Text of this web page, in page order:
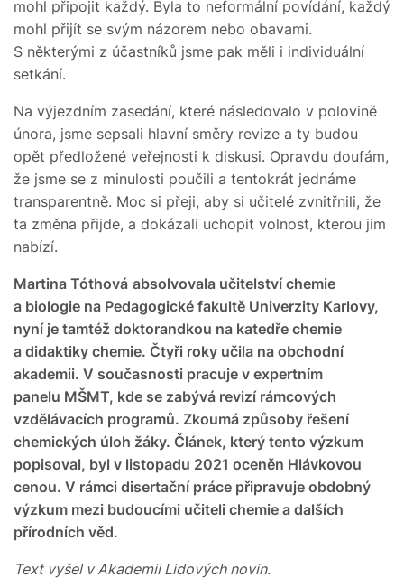
mohl připojit každý. Byla to neformální povídání, každý
mohl přijít se svým názorem nebo obavami.
S některými z účastníků jsme pak měli i individuální
setkání.
Na výjezdním zasedání, které následovalo v polovině
února, jsme sepsali hlavní směry revize a ty budou
opět předložené veřejnosti k diskusi. Opravdu doufám,
že jsme se z minulosti poučili a tentokrát jednáme
transparentně. Moc si přeji, aby si učitelé zvnitřnili, že
ta změna přijde, a dokázali uchopit volnost, kterou jim
nabízí.
Martina Tóthová absolvovala učitelství chemie
a biologie na Pedagogické fakultě Univerzity Karlovy,
nyní je tamtéž doktorandkou na katedře chemie
a didaktiky chemie. Čtyři roky učila na obchodní
akademii. V současnosti pracuje v expertním
panelu MŠMT, kde se zabývá revizí rámcových
vzdělávacích programů. Zkoumá způsoby řešení
chemických úloh žáky. Článek, který tento výzkum
popisoval, byl v listopadu 2021 oceněn Hlávkovou
cenou. V rámci disertační práce připravuje obdobný
výzkum mezi budoucími učiteli chemie a dalších
přírodních věd.
Text vyšel v Akademii Lidových novin.